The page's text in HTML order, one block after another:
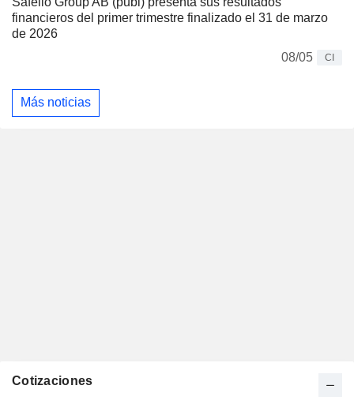
financieros del primer trimestre finalizado el 31 de marzo
de 2026
08/05
CI
Más noticias
Cotizaciones